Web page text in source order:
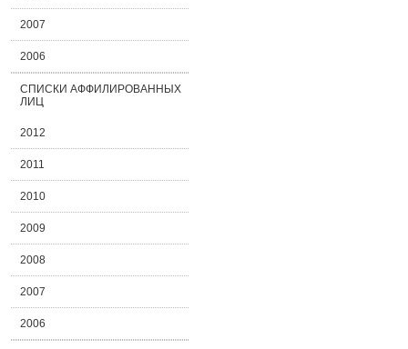
2007
2006
СПИСКИ АФФИЛИРОВАННЫХ
ЛИЦ
2012
2011
2010
2009
2008
2007
2006